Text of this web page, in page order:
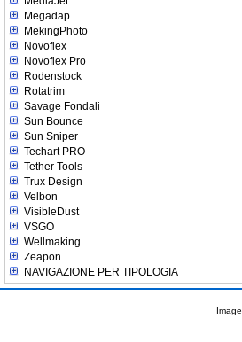
Megadap
MekingPhoto
Novoflex
Novoflex Pro
Rodenstock
Rotatrim
Savage Fondali
Sun Bounce
Sun Sniper
Techart PRO
Tether Tools
Trux Design
Velbon
VisibleDust
VSGO
Wellmaking
Zeapon
NAVIGAZIONE PER TIPOLOGIA